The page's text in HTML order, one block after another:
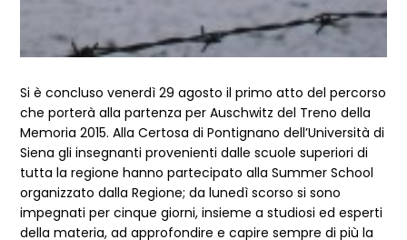
Si è concluso venerdì 29 agosto il primo atto del percorso
che porterà alla partenza per Auschwitz del Treno della
Memoria 2015. Alla Certosa di Pontignano dell’Università di
Siena gli insegnanti provenienti dalle scuole superiori di
tutta la regione hanno partecipato alla Summer School
organizzato dalla Regione; da lunedì scorso si sono
impegnati per cinque giorni, insieme a studiosi ed esperti
della materia, ad approfondire e capire sempre di più la